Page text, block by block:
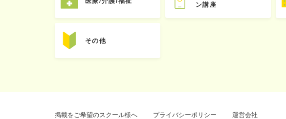
ン講座
その他
掲載をご希望のスクール様へ プライバシーポリシー 運営会社